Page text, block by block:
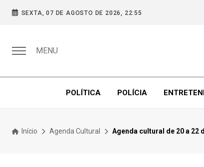
SEXTA, 07 DE AGOSTO DE 2026, 22:55
MENU
POLÍTICA POLÍCIA
Início Agenda Cultural Agenda cultural de 20 a 22